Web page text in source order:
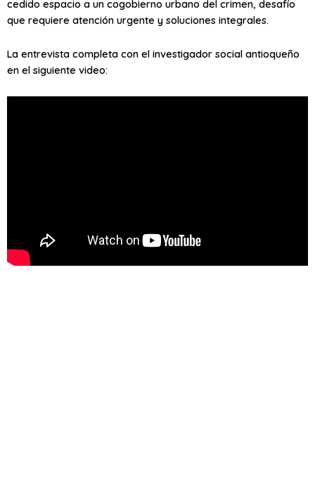
cedido espacio a un cogobierno urbano del crimen, desafío
que requiere atención urgente y soluciones integrales.
La entrevista completa con el investigador social antioqueño
en el siguiente video: